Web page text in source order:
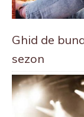
Ghid de
sezon